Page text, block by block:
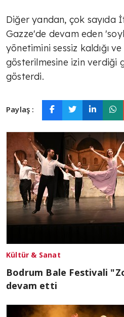
Diğer yandan, çok sayıda
Gazze'de devam eden
yönetimini sessiz kaldığı
gösterilmesine izin verdiği
gösterdi.
Paylaş :
Kültür & Sanat
Bodrum Bale Festivali
devam etti